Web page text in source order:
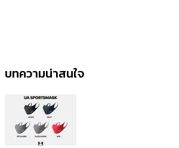
บทความน่าสนใจ